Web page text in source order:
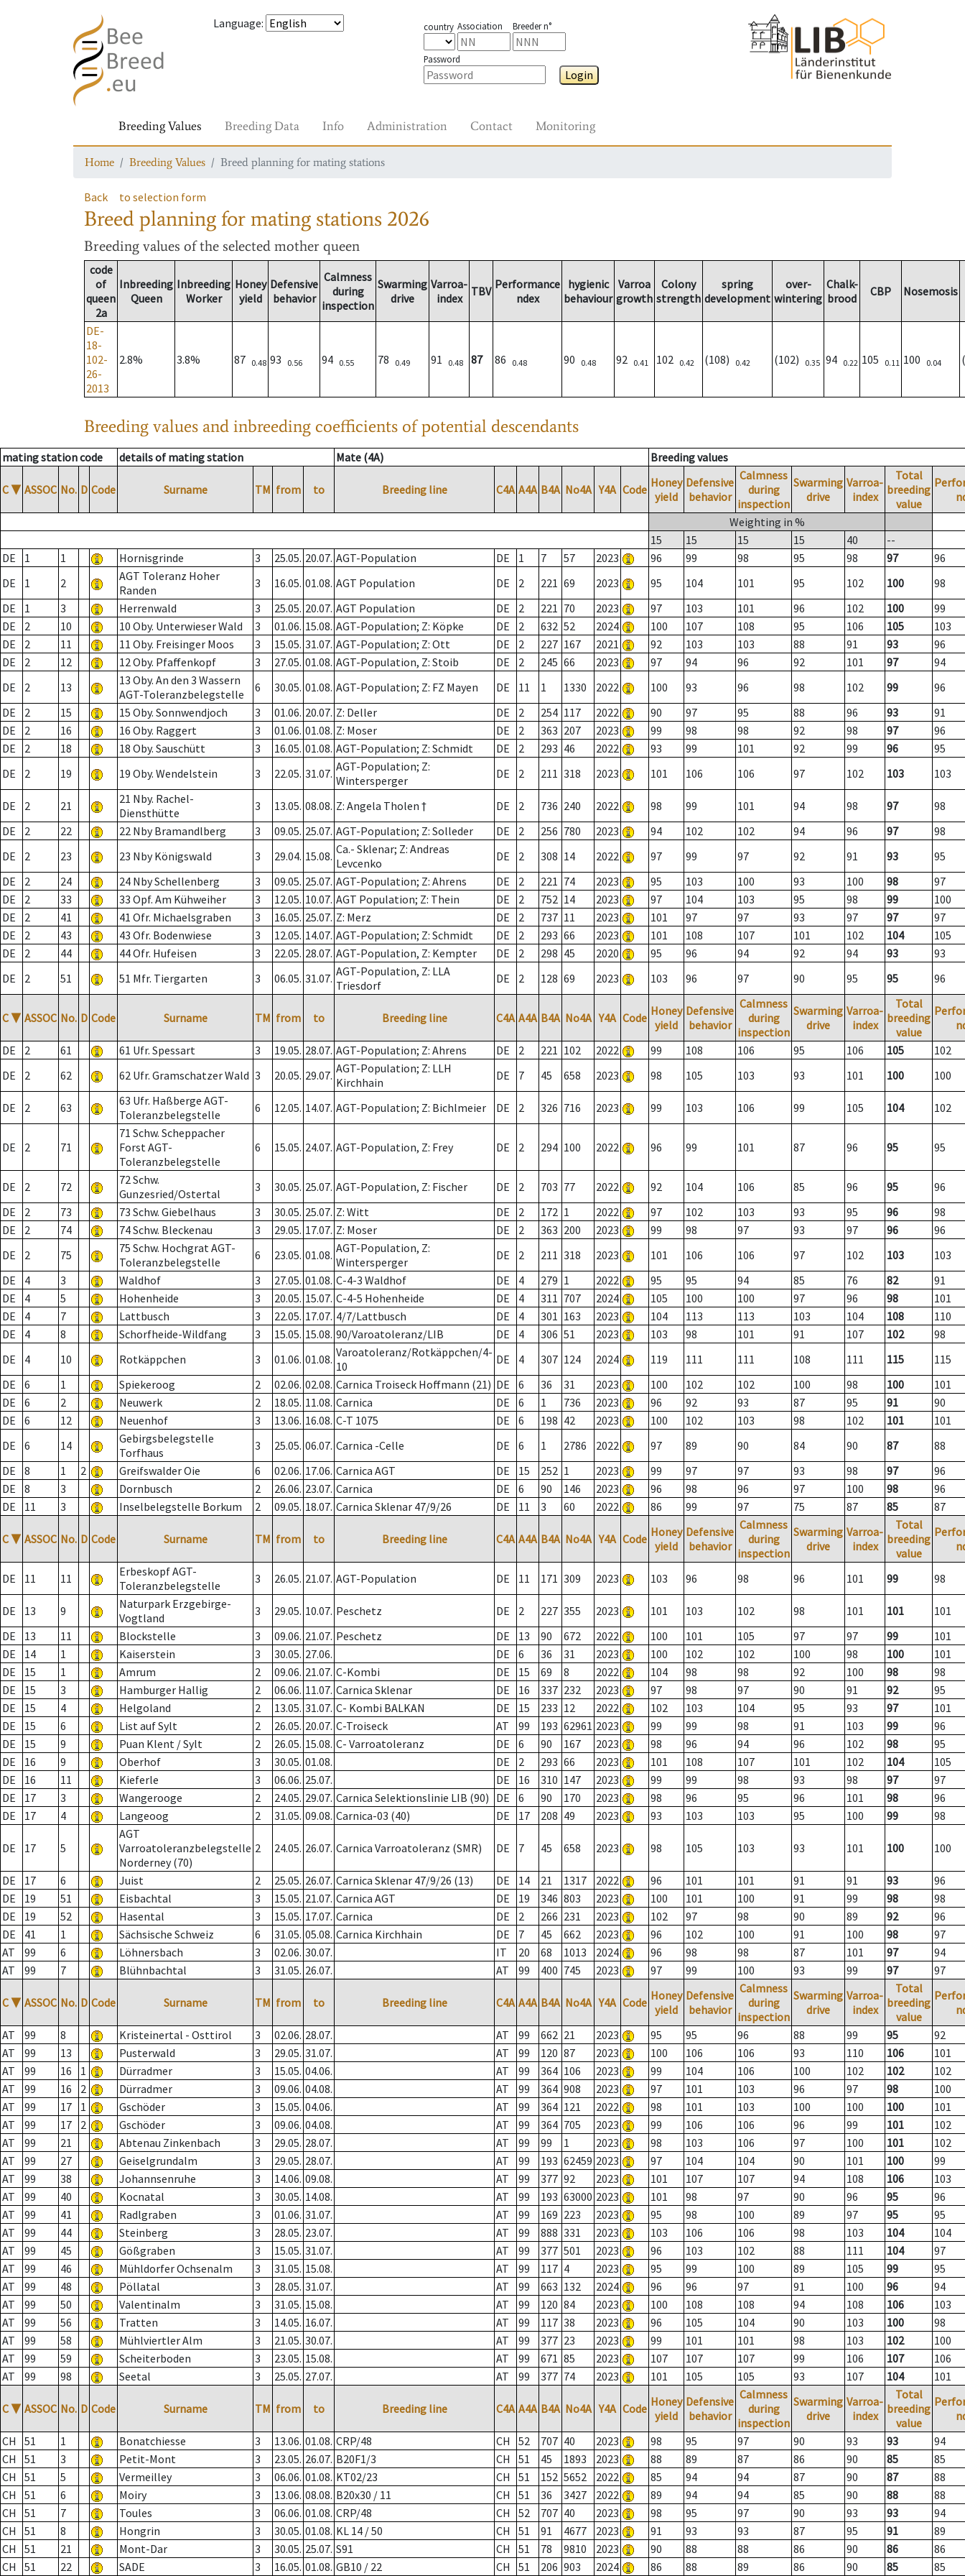
Language: country Association Breeder n°
Password
Login
Breeding Values Breeding Data Info Administration Contact Monitoring
Home Breeding Values Breed planning for mating stations
Back to selection form
Breed planning for mating stations 2026
Breeding values of the selected mother queen
code
of
queen
2a
Inbreeding
Queen
Inbreeding
Worker
Honey
yield
Defensive
behavior
Calmness
during
inspection
Swarming
drive
Varroa-
index
TBV Performance
ndex
hygienic
behaviour
Varroa
growth
Colony
strength
spring
development
over-
wintering
Chalk-
brood
CBP Nosemosis
DE-
18-
102-
26-
2013
2.8% 3.8% 87 0.48 93 0.56 94 0.55 78 0.49 91 0.48 87 86 0.48 90 0.48 92 0.41 102 0.42 (108) 0.42 (102) 0.35 94 0.22 105 0.11 100 0.04
Breeding values and inbreeding coefficients of potential descendants
mating station code details of mating station Mate (4A) Breeding values
C ▼ ASSOC No. D Code Surname TM from to Breeding line C4A A4A B4A No4A Y4A Code Honey
yield
Defensive
behavior
Calmness
during
inspection
Swarming
drive
Varroa-
index
Total
breeding
value
Weighting in %
15
15 15 15 40
--
DE
1 1 Hornisgrinde 3 25.05. 20.07. AGT-Population DE 1 7 57 2023 96 99 98 95 98 97
96
DE
1 2
AGT Toleranz Hoher
Randen
3 16.05. 01.08. AGT Population DE 2 221 69 2023 95 104 101 95 102 100
98
DE
1 3 Herrenwald 3 25.05. 20.07. AGT Population DE 2 221 70 2023 97 103 101 96 102 100
99
DE
2 10 10 Oby. Unterwieser Wald 3 01.06. 15.08. AGT-Population; Z: Köpke DE 2 632 52 2024 100 107 108 95 106 105
103
DE
2 11 11 Oby. Freisinger Moos 3 15.05. 31.07. AGT-Population; Z: Ott DE 2 227 167 2021 92 103 103 88 91 93
96
DE
2 12 12 Oby. Pfaffenkopf 3 27.05. 01.08. AGT-Population, Z: Stoib DE 2 245 66 2023 97 94 96 92 101 97
94
DE
2 13
13 Oby. An den 3 Wassern
AGT-Toleranzbelegstelle
6 30.05. 01.08. AGT-Population; Z: FZ Mayen DE 11 1 1330 2022 100 93 96 98 102 99
96
DE
2 15 15 Oby. Sonnwendjoch 3 01.06. 20.07. Z: Deller DE 2 254 117 2022 90 97 95 88 96 93
91
DE
2 16 16 Oby. Raggert 3 01.06. 01.08. Z: Moser DE 2 363 207 2023 99 98 98 92 98 97
96
DE
2 18 18 Oby. Sauschütt 3 16.05. 01.08. AGT-Population; Z: Schmidt DE 2 293 46 2022 93 99 101 92 99 96
95
DE
2 19 19 Oby. Wendelstein 3 22.05. 31.07. AGT-Population; Z:
Wintersperger
DE 2 211 318 2023 101 106 106 97 102 103 103
DE 2 21
21 Nby. Rachel-
Diensthütte
3 13.05. 08.08. Z: Angela Tholen † DE 2 736 240 2022 98 99 101 94 98 97
98
DE
2 22 22 Nby Bramandlberg 3 09.05. 25.07. AGT-Population; Z: Solleder DE 2 256 780 2023 94 102 102 94 96 97
98
DE
2 23 23 Nby Königswald 3 29.04. 15.08. Ca.- Sklenar; Z: Andreas
Levcenko
DE 2 308 14 2022 97 99 97 92 91 93
95
DE
2 24 24 Nby Schellenberg 3 09.05. 25.07. AGT-Population; Z: Ahrens DE 2 221 74 2023 95 103 100 93 100 98
97
DE
2 33 33 Opf. Am Kühweiher 3 12.05. 10.07. AGT Population; Z: Thein DE 2 752 14 2023 97 104 103 95 98 99
100
DE
2 41 41 Ofr. Michaelsgraben 3 16.05. 25.07. Z: Merz DE 2 737 11 2023 101 97 97 93 97 97
97
DE
2 43 43 Ofr. Bodenwiese 3 12.05. 14.07. AGT-Population; Z: Schmidt DE 2 293 66 2023 101 108 107 101 102 104
105
DE
2 44 44 Ofr. Hufeisen 3 22.05. 28.07. AGT-Population, Z: Kempter DE 2 298 45 2020 95 96 94 92 94 93
93
DE
2 51 51 Mfr. Tiergarten 3 06.05. 31.07. AGT-Population, Z: LLA
Triesdorf
DE 2 128 69 2023 103 96 97 90 95 95 96
C ▼ ASSOC No. D Code Surname TM from to Breeding line C4A A4A B4A No4A Y4A Code Honey
yield
Defensive
behavior
Calmness
during
inspection
Swarming
drive
Varroa-
index
Total
breeding
value
DE
2 61 61 Ufr. Spessart 3 19.05. 28.07. AGT-Population; Z: Ahrens DE 2 221 102 2022 99 108 106 95 106 105
102
DE
2 62 62 Ufr. Gramschatzer Wald 3 20.05. 29.07. AGT-Population; Z: LLH
Kirchhain
DE 7 45 658 2023 98 105 103 93 101 100 100
DE 2 63
63 Ufr. Haßberge AGT-
Toleranzbelegstelle
6 12.05. 14.07. AGT-Population; Z: Bichlmeier DE 2 326 716 2023 99 103 106 99 105 104 102
DE 2 71
71 Schw. Scheppacher
Forst AGT-
Toleranzbelegstelle
6 15.05. 24.07. AGT-Population, Z: Frey DE 2 294 100 2022 96 99 101 87 96 95 95
DE 2 72
72 Schw.
Gunzesried/Ostertal
3 30.05. 25.07. AGT-Population, Z: Fischer DE 2 703 77 2022 92 104 106 85 96 95
96
DE
2 73 73 Schw. Giebelhaus 3 30.05. 25.07. Z: Witt DE 2 172 1 2022 97 102 103 93 95 96
98
DE
2 74 74 Schw. Bleckenau 3 29.05. 17.07. Z: Moser DE 2 363 200 2023 99 98 97 93 97 96
96
DE
2 75
75 Schw. Hochgrat AGT-
Toleranzbelegstelle
6 23.05. 01.08. AGT-Population, Z:
Wintersperger
DE 2 211 318 2023 101 106 106 97 102 103
103
DE
4 3 Waldhof 3 27.05. 01.08. C-4-3 Waldhof DE 4 279 1 2022 95 95 94 85 76 82
91
DE
4 5 Hohenheide 3 20.05. 15.07. C-4-5 Hohenheide DE 4 311 707 2024 105 100 100 97 96 98
101
DE
4 7 Lattbusch 3 22.05. 17.07. 4/7/Lattbusch DE 4 301 163 2023 104 113 113 103 104 108
110
DE
4 8 Schorfheide-Wildfang 3 15.05. 15.08. 90/Varoatoleranz/LIB DE 4 306 51 2023 103 98 101 91 107 102
98
DE
4 10 Rotkäppchen 3 01.06. 01.08. Varoatoleranz/Rotkäppchen/4-
10
DE 4 307 124 2024 119 111 111 108 111 115
115
DE
6 1 Spiekeroog 2 02.06. 02.08. Carnica Troiseck Hoffmann (21) DE 6 36 31 2023 100 102 102 100 98 100
101
DE
6 2 Neuwerk 2 18.05. 11.08. Carnica DE 6 1 736 2023 96 92 93 87 95 91
90
DE
6 12 Neuenhof 3 13.06. 16.08. C-T 1075 DE 6 198 42 2023 100 102 103 98 102 101
101
DE
6 14
Gebirgsbelegstelle
Torfhaus
3 25.05. 06.07. Carnica -Celle DE 6 1 2786 2022 97 89 90 84 90 87
88
DE
8 1 2 Greifswalder Oie 6 02.06. 17.06. Carnica AGT DE 15 252 1 2023 99 97 97 93 98 97
96
DE
8 3 Dornbusch 2 26.06. 23.07. Carnica DE 6 90 146 2023 96 98 96 97 100 98
96
DE
11 3 Inselbelegstelle Borkum 2 09.05. 18.07. Carnica Sklenar 47/9/26 DE 11 3 60 2022 86 99 97 75 87 85 87
C ▼ ASSOC No. D Code Surname TM from to Breeding line C4A A4A B4A No4A Y4A Code Honey
yield
Defensive
behavior
Calmness
during
inspection
Swarming
drive
Varroa-
index
Total
breeding
value
DE 11 11
Erbeskopf AGT-
Toleranzbelegstelle
3 26.05. 21.07. AGT-Population DE 11 171 309 2023 103 96 98 96 101 99 98
DE 13 9
Naturpark Erzgebirge-
Vogtland
3 29.05. 10.07. Peschetz DE 2 227 355 2023 101 103 102 98 101 101
101
DE
13 11 Blockstelle 3 09.06. 21.07. Peschetz DE 13 90 672 2022 100 101 105 97 97 99
101
DE
14 1 Kaiserstein 3 30.05. 27.06. DE 6 36 31 2023 100 102 102 100 98 100
101
DE
15 1 Amrum 2 09.06. 21.07. C-Kombi DE 15 69 8 2022 104 98 98 92 100 98
98
DE
15 3 Hamburger Hallig 2 06.06. 11.07. Carnica Sklenar DE 16 337 232 2023 97 98 97 90 91 92
95
DE
15 4 Helgoland 2 13.05. 31.07. C- Kombi BALKAN DE 15 233 12 2022 102 103 104 95 93 97
101
DE
15 6 List auf Sylt 2 26.05. 20.07. C-Troiseck AT 99 193 62961 2023 99 99 98 91 103 99
96
DE
15 9 Puan Klent / Sylt 2 26.05. 15.08. C- Varroatoleranz DE 6 90 167 2023 98 96 94 96 102 98
95
DE
16 9 Oberhof 3 30.05. 01.08. DE 2 293 66 2023 101 108 107 101 102 104
105
DE
16 11 Kieferle 3 06.06. 25.07. DE 16 310 147 2023 99 99 98 93 98 97
97
DE
17 3 Wangerooge 2 24.05. 29.07. Carnica Selektionslinie LIB (90) DE 6 90 170 2023 98 96 95 96 101 98
96
DE
17 4 Langeoog 2 31.05. 09.08. Carnica-03 (40) DE 17 208 49 2023 93 103 103 95 100 99 98
DE 17 5
AGT
Varroatoleranzbelegstelle
Norderney (70)
2 24.05. 26.07. Carnica Varroatoleranz (SMR) DE 7 45 658 2023 98 105 103 93 101 100 100
DE 17 6 Juist 2 25.05. 26.07. Carnica Sklenar 47/9/26 (13) DE 14 21 1317 2022 96 101 101 91 91 93
96
DE
19 51 Eisbachtal 3 15.05. 21.07. Carnica AGT DE 19 346 803 2023 100 101 100 91 99 98
98
DE
19 52 Hasental 3 15.05. 17.07. Carnica DE 2 266 231 2023 102 97 98 90 89 92
96
DE
41 1 Sächsische Schweiz 6 31.05. 05.08. Carnica Kirchhain DE 7 45 662 2023 96 102 100 91 100 98
97
AT
99 6 Löhnersbach 3 02.06. 30.07. IT 20 68 1013 2024 96 98 98 87 101 97
94
AT
99 7 Blühnbachtal 3 31.05. 26.07. AT 99 400 745 2023 97 99 100 93 99 97 97
C ▼ ASSOC No. D Code Surname TM from to Breeding line C4A A4A B4A No4A Y4A Code Honey
yield
Defensive
behavior
Calmness
during
inspection
Swarming
drive
Varroa-
index
Total
breeding
value
AT
99 8 Kristeinertal - Osttirol 3 02.06. 28.07. AT 99 662 21 2023 95 95 96 88 99 95
92
AT
99 13 Pusterwald 3 29.05. 31.07. AT 99 120 87 2023 100 106 106 93 110 106
101
AT
99 16 1 Dürradmer 3 15.05. 04.06. AT 99 364 106 2023 99 104 106 100 102 102
102
AT
99 16 2 Dürradmer 3 09.06. 04.08. AT 99 364 908 2023 97 101 103 96 97 98
100
AT
99 17 1 Gschöder 3 15.05. 04.06. AT 99 364 121 2022 98 101 103 100 100 100
101
AT
99 17 2 Gschöder 3 09.06. 04.08. AT 99 364 705 2023 99 106 106 96 99 101
102
AT
99 21 Abtenau Zinkenbach 3 29.05. 28.07. AT 99 99 1 2023 98 103 106 97 100 101
102
AT
99 27 Geiselgrundalm 3 29.05. 28.07. AT 99 193 62459 2023 97 104 104 90 101 100
99
AT
99 38 Johannsenruhe 3 14.06. 09.08. AT 99 377 92 2023 101 107 107 94 108 106
103
AT
99 40 Kocnatal 3 30.05. 14.08. AT 99 193 63000 2023 101 98 97 90 96 95
96
AT
99 41 Radlgraben 3 01.06. 31.07. AT 99 169 223 2023 95 98 100 89 97 95
95
AT
99 44 Steinberg 3 28.05. 23.07. AT 99 888 331 2023 103 106 106 98 103 104
104
AT
99 45 Gößgraben 3 15.05. 31.07. AT 99 377 501 2023 96 103 102 88 111 104
97
AT
99 46 Mühldorfer Ochsenalm 3 31.05. 15.08. AT 99 117 4 2023 95 99 100 89 105 99
95
AT
99 48 Pöllatal 3 28.05. 31.07. AT 99 663 132 2024 96 96 97 91 100 96
94
AT
99 50 Valentinalm 3 31.05. 15.08. AT 99 120 84 2023 100 108 108 94 108 106
103
AT
99 56 Tratten 3 14.05. 16.07. AT 99 117 38 2023 96 105 104 90 103 100
98
AT
99 58 Mühlviertler Alm 3 21.05. 30.07. AT 99 377 23 2023 99 101 101 98 103 102
100
AT
99 59 Scheiterboden 3 23.05. 15.08. AT 99 671 85 2023 107 107 107 99 106 107
106
AT
99 98 Seetal 3 25.05. 27.07. AT 99 377 74 2023 101 105 105 93 107 104 101
C ▼ ASSOC No. D Code Surname TM from to Breeding line C4A A4A B4A No4A Y4A Code Honey
yield
Defensive
behavior
Calmness
during
inspection
Swarming
drive
Varroa-
index
Total
breeding
value
CH
51 1 Bonatchiesse 3 13.06. 01.08. CRP/48 CH 52 707 40 2023 98 95 97 90 93 93
94
CH
51 3 Petit-Mont 3 23.05. 26.07. B20F1/3 CH 51 45 1893 2023 88 89 87 86 90 85
85
CH
51 5 Vermeilley 3 06.06. 01.08. KT02/23 CH 51 152 5652 2022 85 94 94 87 90 87
88
CH
51 6 Moiry 3 13.06. 08.08. B20x30 / 11 CH 51 36 3427 2022 89 94 94 85 90 88
88
CH
51 7 Toules 3 06.06. 01.08. CRP/48 CH 52 707 40 2023 98 95 97 90 93 93
94
CH
51 8 Hongrin 3 30.05. 01.08. KL 14 / 50 CH 51 91 4677 2023 91 93 93 87 95 91
89
CH
51 21 Mont-Dar 3 30.05. 25.07. S91 CH 51 78 9810 2023 90 88 88 86 90 86
86
CH
51 22 SADE 3 16.05. 01.08. GB10 / 22 CH 51 206 903 2024 86 88 89 86 90 85 85